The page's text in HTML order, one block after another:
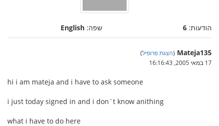
הודעות: 6 שפה: English
Mateja135
(הצגת פרופיל)
17 במאי 2005, 16:16:43
hi i am mateja and i have to ask someone
i just today signed in and i don`t know anithing
what i have to do here